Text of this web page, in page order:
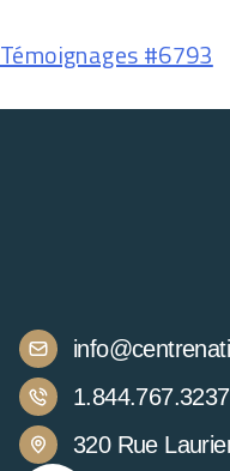
Témoignages #6793
1.844.767.3237
320 Rue